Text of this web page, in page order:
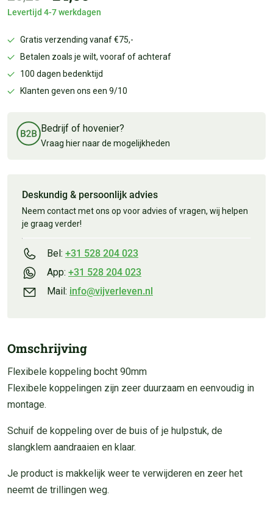
Levertijd 4-7 werkdagen
Gratis verzending vanaf €75,-
Betalen zoals je wilt, vooraf of achteraf
100 dagen bedenktijd
Klanten geven ons een 9/10
Bedrijf of hovenier?
Vraag hier naar de mogelijkheden
Deskundig & persoonlijk advies
Neem contact met ons op voor advies of vragen, wij helpen
je graag verder!
Bel: +31 528 204 023
App: +31 528 204 023
Mail: info@vijverleven.nl
Omschrijving
Flexibele koppeling bocht 90mm
Flexibele koppelingen zijn zeer duurzaam en eenvoudig in
montage.
Schuif de koppeling over de buis of je hulpstuk, de
slangklem aandraaien en klaar.
Je product is makkelijk weer te verwijderen en zeer het
neemt de trillingen weg.